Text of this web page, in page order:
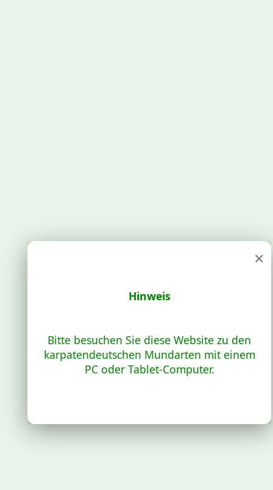
×
Hinweis
Bitte besuchen Sie diese Website zu den
karpatendeutschen Mundarten mit einem
PC oder Tablet-Computer.